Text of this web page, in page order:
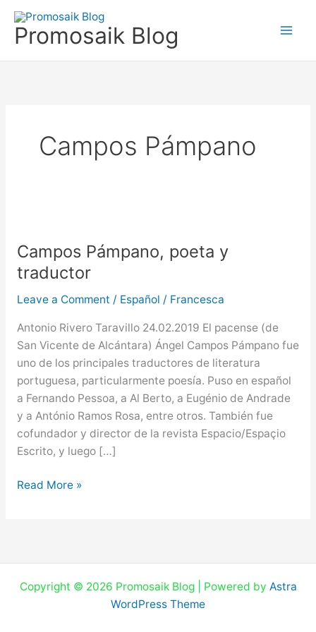
Skip
content
Promosaik Blog
Campos Pámpano
Campos Pámpano, poeta y
traductor
Leave a Comment / Español / Francesca
Antonio Rivero Taravillo 24.02.2019 El pacense (de
San Vicente de Alcántara) Ángel Campos Pámpano fue
uno de los principales traductores de literatura
portuguesa, particularmente poesía. Puso en español
a Fernando Pessoa, a Al Berto, a Eugénio de Andrade
y a António Ramos Rosa, entre otros. También fue
cofundador y director de la revista Espacio/Espaçio
Escrito, y luego […]
poeta
y
Read More »
Copyright © 2026 Promosaik Blog | Powered by Astra
WordPress Theme